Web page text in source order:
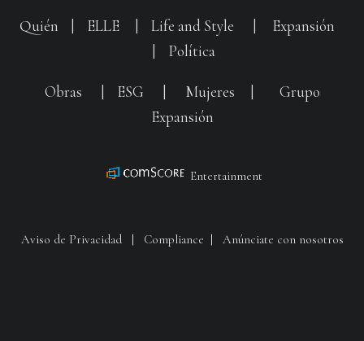
Quién ELLE Life and Style
Expansión
Política
Obras ESG Mujeres
Grupo
Expansión
Entertainment
Aviso de Privacidad| Compliance | Anúnciate con nosotros